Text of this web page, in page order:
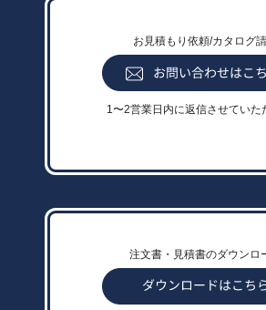
お見積もり依頼/カタログ
1〜2営業日内に返信させていた
注文書・見積書のダウンロ